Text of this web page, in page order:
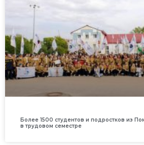
Более 1500 студентов и подростков из
в трудовом семестре